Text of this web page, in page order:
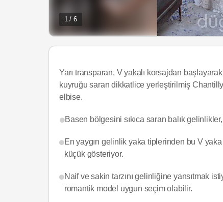
1 / 6
Yarı transparan, V yakalı korsajdan
kuyruğu saran dikkatlice yerleştirilmiş
elbise.
Basen bölgesini sıkıca saran balık
En yaygın gelinlik yaka tiplerinden bu V
küçük gösteriyor.
Naif ve sakin tarzını gelinliğine yansıtmak
romantik model uygun seçim olabilir.